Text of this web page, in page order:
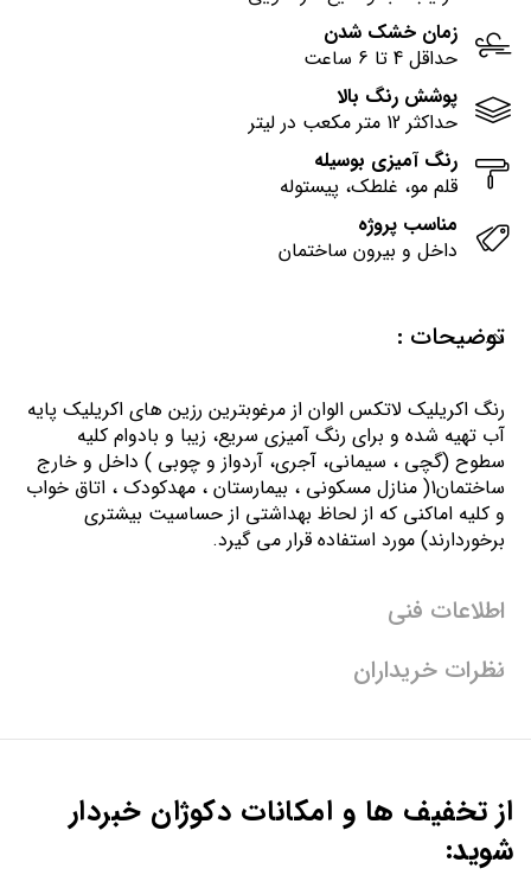
زمان خشک شدن
حداقل 4 تا 6 ساعت
پوشش رنگ بالا
حداکثر 12 متر مکعب در لیتر
رنگ آمیزی بوسیله
قلم مو، غلطک، پیستوله
مناسب پروژه
داخل و بیرون ساختمان
توضیحات :
رنگ اكريليك لاتكس الوان از مرغوبترين رزين هاي اكريليك پايه
آب تهيه شده و برای رنگ آمیزی سریع، زیبا و بادوام کلیه
سطوح (گچی ، سیمانی، آجری، آردواز و چوبی ) داخل و خارج
ساختمان1( منازل مسكوني ، بيمارستان ، مهدكودك ، اتاق خواب
و كليه اماكني كه از لحاظ بهداشتي از حساسيت بيشتري
برخوردارند) مورد استفاده قرار می گیرد.
اطلاعات فنی
نظرات خریداران
از تخفیف ها و امکانات دکوژان خبردار
شوید: